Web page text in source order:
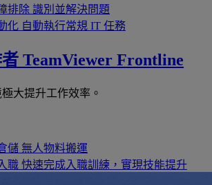
排除 識別並解決問題
化 自動執行常規 IT 任務
TeamViewer Frontline
大提升工作效率。
儲 無人物料搬運
職 快速完成入職訓練，實現技能提升